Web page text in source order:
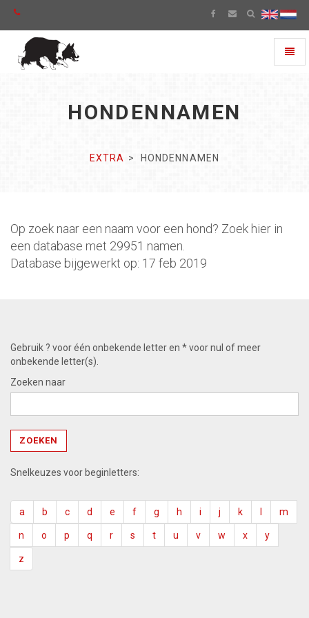
HONDENNAMEN
EXTRA HONDENNAMEN
Op zoek naar een naam voor een hond? Zoek hier in
een database met 29951 namen.
Database bijgewerkt op: 17 feb 2019
Gebruik ? voor één onbekende letter en * voor nul of meer
onbekende letter(s).
Zoeken naar
Snelkeuzes voor beginletters:
a b c d e f g h i j k m
n o p q r s t u v w x y
z